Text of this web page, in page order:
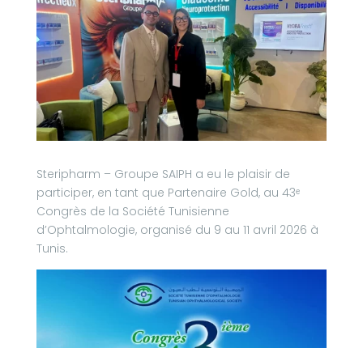
Steripharm – Groupe SAIPH a eu le plaisir de
participer, en tant que Partenaire Gold, au 43ᵉ
Congrès de la Société Tunisienne
d’Ophtalmologie, organisé du 9 au 11 avril 2026 à
Tunis.